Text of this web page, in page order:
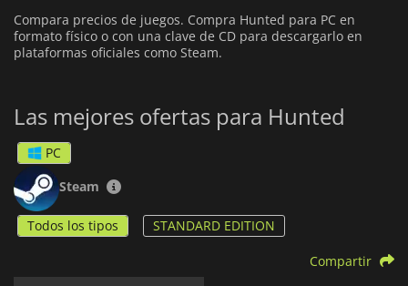
Compara precios de juegos. Compra Hunted para PC en
formato físico o con una clave de CD para descargarlo en
plataformas oficiales como Steam.
Las mejores ofertas para Hunted
PC
Steam
Todos los tipos STANDARD EDITION
Compartir